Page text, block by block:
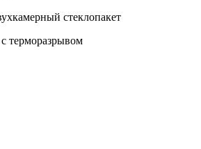
стеклопакет
терморазрывом